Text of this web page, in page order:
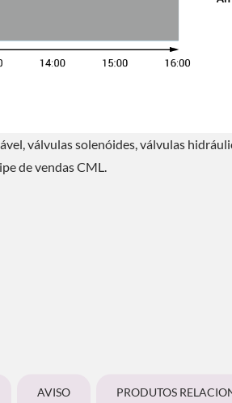
válvulas solenóides, válvulas
de vendas CML.
AVISO PRODUTOS